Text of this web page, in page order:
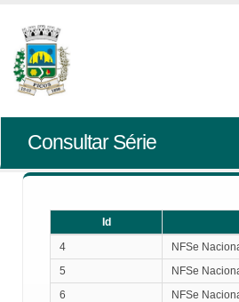
Consultar Série
Id
4
NFSe
5
NFSe
6
NFSe